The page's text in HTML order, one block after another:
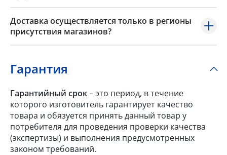
Доставка осуществляется только в регионы
присутствия магазинов?
Гарантия
Гарантийный срок– это период, в течение
которого изготовитель гарантирует качество
товара и обязуется принять данный товар у
потребителя для проведения проверки качества
(экспертизы) и выполнения предусмотренных
законом требований.